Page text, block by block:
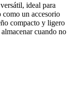
ideal para
un accesorio
compacto y ligero
cuando no